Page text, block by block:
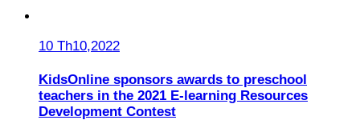
10 Th10,2022
KidsOnline sponsors awards to preschool
teachers in the 2021 E-learning Resources
Development Contest